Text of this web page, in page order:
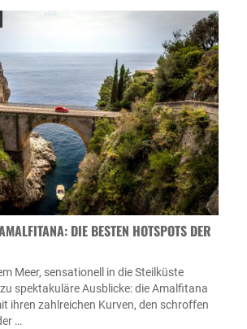
DIE BESTEN HOTSPOTS DER A
Meer, sensationell in die Steilküste
spektakuläre Ausblicke: die Amalfitana
ihren zahlreichen Kurven, den schroffen
…